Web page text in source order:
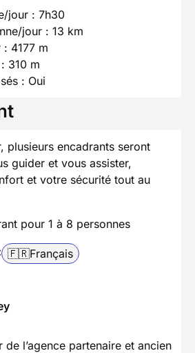
jour : 7h30
jour : 13 km
4177 m
310 m
: Oui
plusieurs encadrants seront
guider et vous assister,
et votre sécurité tout au
pour 1 à 8 personnes
🇫🇷Français
de l’agence partenaire et ancien